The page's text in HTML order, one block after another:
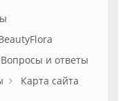
Вопросы и ответы
Карта сайта